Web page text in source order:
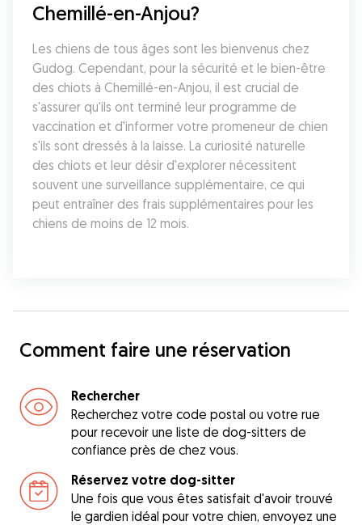
Chemillé-en-Anjou?
Les chiens de tous âges sont les bienvenus chez
Gudog. Cependant, pour la sécurité et le bien-être
des chiots à Chemillé-en-Anjou, il est crucial de
s'assurer qu'ils ont terminé leur programme de
vaccination et d'informer votre promeneur de chien
s'ils sont dressés à la laisse. La curiosité naturelle
des chiots et leur désir d'explorer nécessitent
souvent une surveillance supplémentaire, ce qui
peut entraîner des frais supplémentaires pour les
chiens de moins de 12 mois.
Comment faire une réservation
Rechercher
Recherchez votre code postal ou votre rue
pour recevoir une liste de dog-sitters de
confiance près de chez vous.
Réservez votre dog-sitter
Une fois que vous êtes satisfait d'avoir trouvé
le gardien idéal pour votre chien, envoyez une